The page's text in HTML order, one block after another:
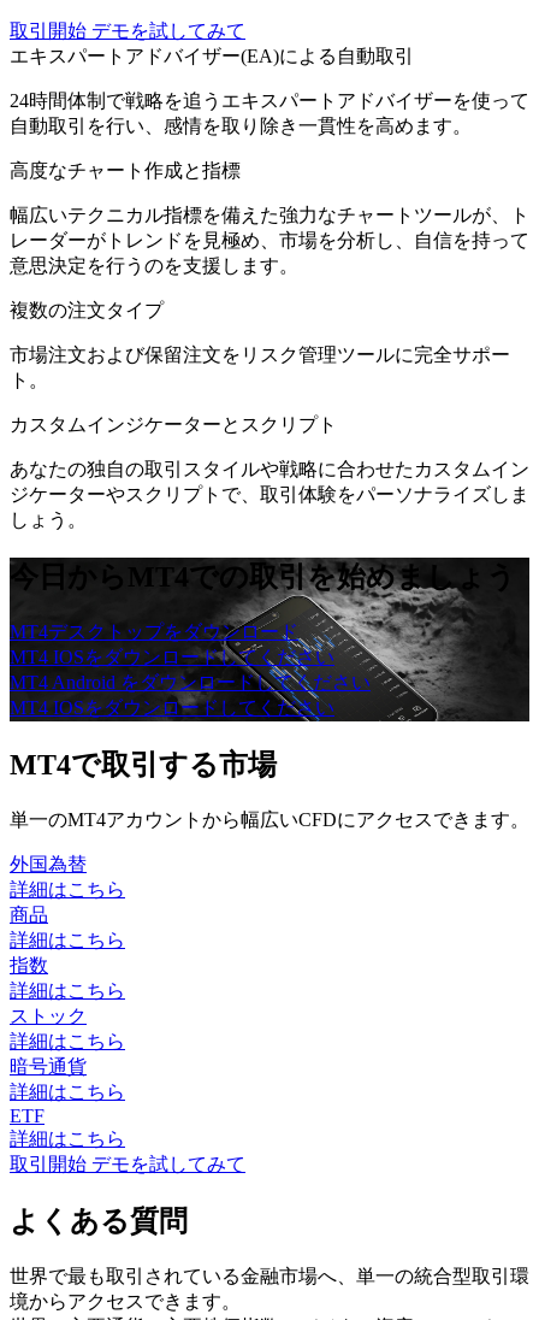
取引開始 デモを試してみて
エキスパートアドバイザー(EA)による自動取引
24時間体制で戦略を追うエキスパートアドバイザーを使って
自動取引を行い、感情を取り除き一貫性を高めます。
高度なチャート作成と指標
幅広いテクニカル指標を備えた強力なチャートツールが、ト
レーダーがトレンドを見極め、市場を分析し、自信を持って
意思決定を行うのを支援します。
複数の注文タイプ
市場注文および保留注文をリスク管理ツールに完全サポー
ト。
カスタムインジケーターとスクリプト
あなたの独自の取引スタイルや戦略に合わせたカスタムイン
ジケーターやスクリプトで、取引体験をパーソナライズしま
しょう。
今日からMT4での取引を始めましょう
MT4デスクトップをダウンロード
MT4 IOSをダウンロードしてください
MT4 Android をダウンロードしてください
MT4 IOSをダウンロードしてください
MT4で取引する市場
単一のMT4アカウントから幅広いCFDにアクセスできます。
外国為替
詳細はこちら
商品
詳細はこちら
指数
詳細はこちら
ストック
詳細はこちら
暗号通貨
詳細はこちら
ETF
詳細はこちら
取引開始 デモを試してみて
よくある質問
世界で最も取引されている金融市場へ、単一の統合型取引環
境からアクセスできます。